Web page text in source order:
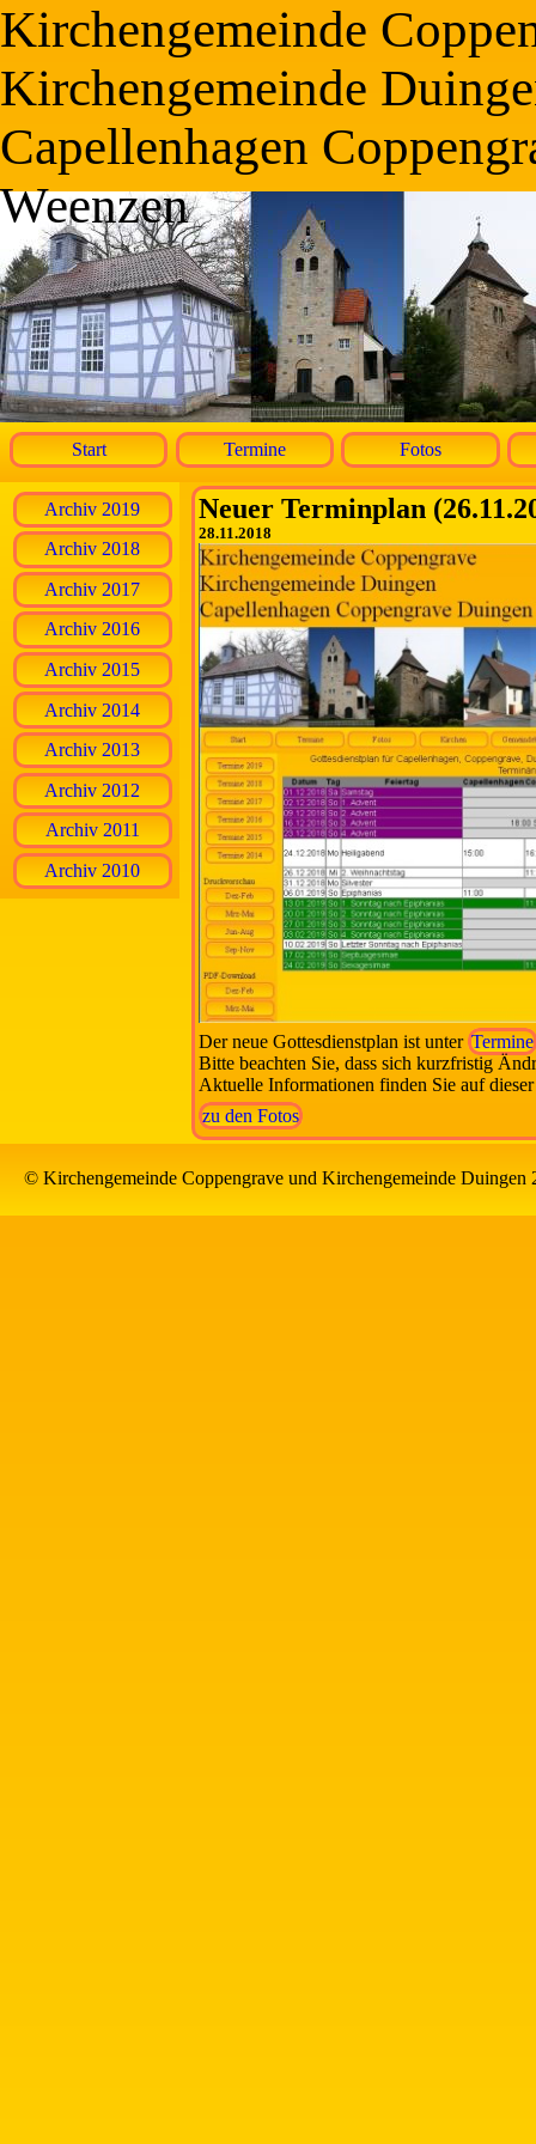
Kirchengemeinde
Kirchengemeinde
Capellenhagen
Weenzen
Start Termine Fotos
Archiv 2019
Archiv 2018
Archiv 2017
Archiv 2016
Archiv 2015
Archiv 2014
Archiv 2013
Archiv 2012
Archiv 2011
Archiv 2010
Neuer Terminplan
28.11.2018
Der neue Gottesdienstplan ist unterTermine
Bitte beachten Sie, dass sich kurzfristig
Aktuelle Informationen finden Sie auf dieser
zu den Fotos
© Kirchengemeinde Coppengrave und Kirchengemeinde Duingen